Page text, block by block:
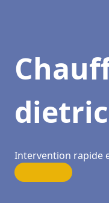
Intervention rapide